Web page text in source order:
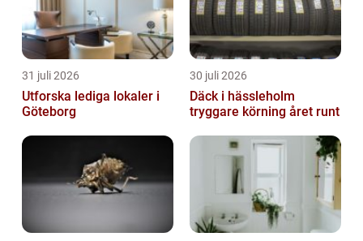
31 juli 2026
Utforska lediga lokaler i
Göteborg
30 juli 2026
Däck i hässleholm
tryggare körning året runt